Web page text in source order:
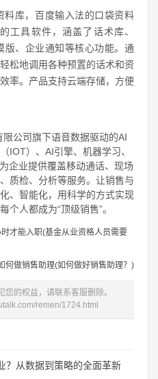
料库，百度输入法的口袋资料
工具软件，涵盖了话术库、
版、企业通知等核心功能。通
松地调用各种预置的话术和资
率。产品支持云端存储，方便
公司旗下语音数据驱动的AI
IOT）、AI引擎、机器学习、
企业提供覆盖移动通话、现场
质检、分析等服务。让销售与
、智能化，用科学的方式实现
个人都成为“顶级销售”。
才能入职(基金从业资格人员需要
何做销售助理(如何做好销售助理？)
的权益，请联系客服删除。
remen/1724.html
？从数据到策略的全面革新